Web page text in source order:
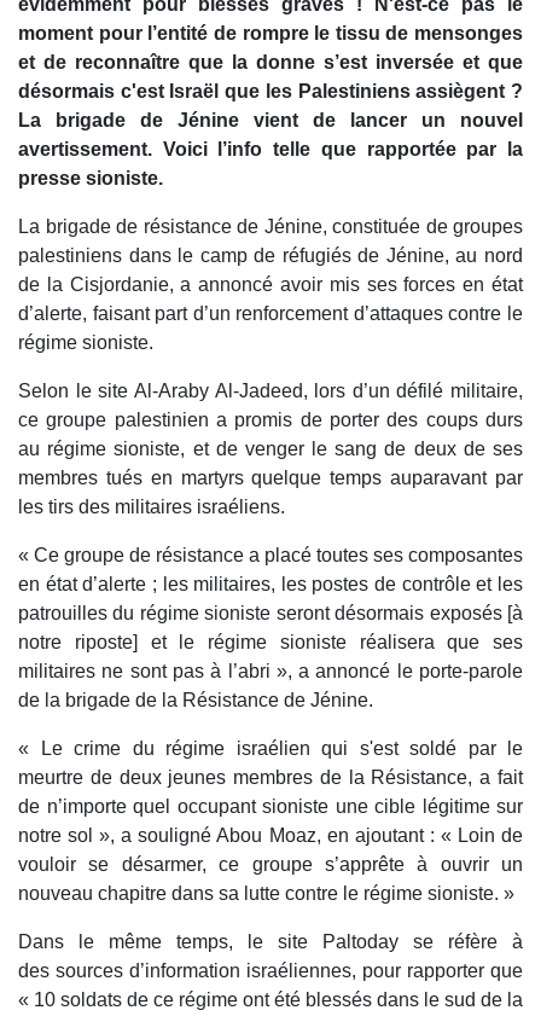
évidemment pour blessés graves ! N'est-ce pas le
moment pour l’entité de rompre le tissu de mensonges
et de reconnaître que la donne s’est inversée et que
désormais c'est Israël que les Palestiniens assiègent ?
La brigade de Jénine vient de lancer un nouvel
avertissement. Voici l’info telle que rapportée par la
presse sioniste.
La brigade de résistance de Jénine, constituée de groupes
palestiniens dans le camp de réfugiés de Jénine, au nord
de la Cisjordanie, a annoncé avoir mis ses forces en état
d’alerte, faisant part d’un renforcement d’attaques contre le
régime sioniste.
Selon le site Al-Araby Al-Jadeed, lors d’un défilé militaire,
ce groupe palestinien a promis de porter des coups durs
au régime sioniste, et de venger le sang de deux de ses
membres tués en martyrs quelque temps auparavant par
les tirs des militaires israéliens.
« Ce groupe de résistance a placé toutes ses composantes
en état d’alerte ; les militaires, les postes de contrôle et les
patrouilles du régime sioniste seront désormais exposés [à
notre riposte] et le régime sioniste réalisera que ses
militaires ne sont pas à l’abri », a annoncé le porte-parole
de la brigade de la Résistance de Jénine.
« Le crime du régime israélien qui s'est soldé par le
meurtre de deux jeunes membres de la Résistance, a fait
de n’importe quel occupant sioniste une cible légitime sur
notre sol », a souligné Abou Moaz, en ajoutant : « Loin de
vouloir se désarmer, ce groupe s’apprête à ouvrir un
nouveau chapitre dans sa lutte contre le régime sioniste. »
Dans le même temps, le site Paltoday se réfère à
des sources d’information israéliennes, pour rapporter que
« 10 soldats de ce régime ont été blessés dans le sud de la